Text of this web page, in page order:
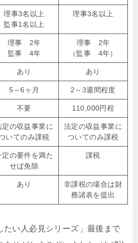
理事3名以上
監事1名以上
理事3名以上
理事 2年
監事 4年
理事 2年
（監事 4年）
あり あり
5～6ヶ月 2～3週間程度
不要 110,000円程
定の収益事業に
いてのみ課税
法定の収益事業に
ついてのみ課税
定の要件を満た
せば免除
課税
あり
非課税の場合は財
務諸表を提出
たい人必見シリーズ」最後まで